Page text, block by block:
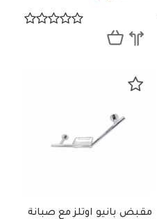
مقبض بانيو اوتلز مع صبانة